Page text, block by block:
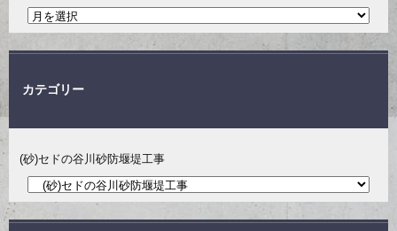
カテゴリー
(砂)セドの谷川砂防堰堤工事